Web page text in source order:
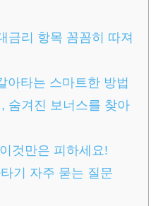
금리 항목 꼼꼼히 따져
아타는 스마트한 방법
숨겨진 보너스를 찾아
것만은 피하세요!
기 자주 묻는 질문